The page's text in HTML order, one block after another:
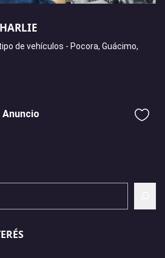
de vehículos - Pocora, Guácimo,
Anuncio